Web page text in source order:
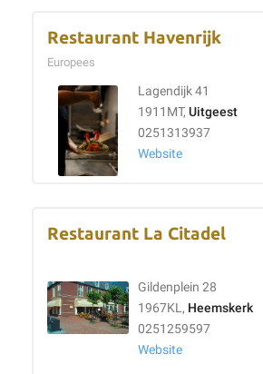
Restaurant Havenrijk
Europees
Lagendijk 41
1911MT, Uitgeest
0251313937
Website
Restaurant La Citadel
Gildenplein 28
1967KL, Heemskerk
0251259597
Website